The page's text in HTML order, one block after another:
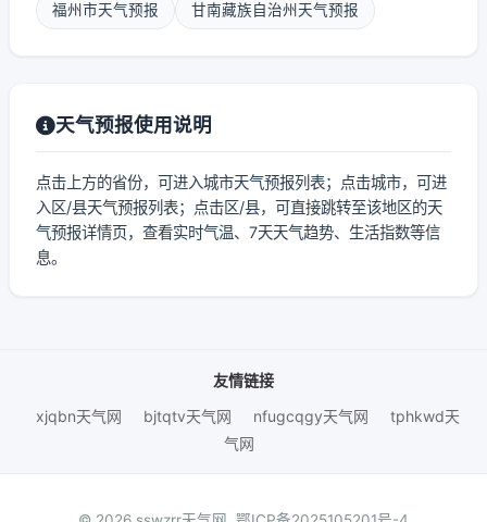
福州市天气预报 甘南藏族自治州天气预报
天气预报使用说明
点击上方的省份，可进入城市天气预报列表；点击城市，可进
入区/县天气预报列表；点击区/县，可直接跳转至该地区的天
气预报详情页，查看实时气温、7天天气趋势、生活指数等信
息。
友情链接
xjqbn天气网
bjtqtv天气网 nfugcqgy天气网
tphkwd天
气网